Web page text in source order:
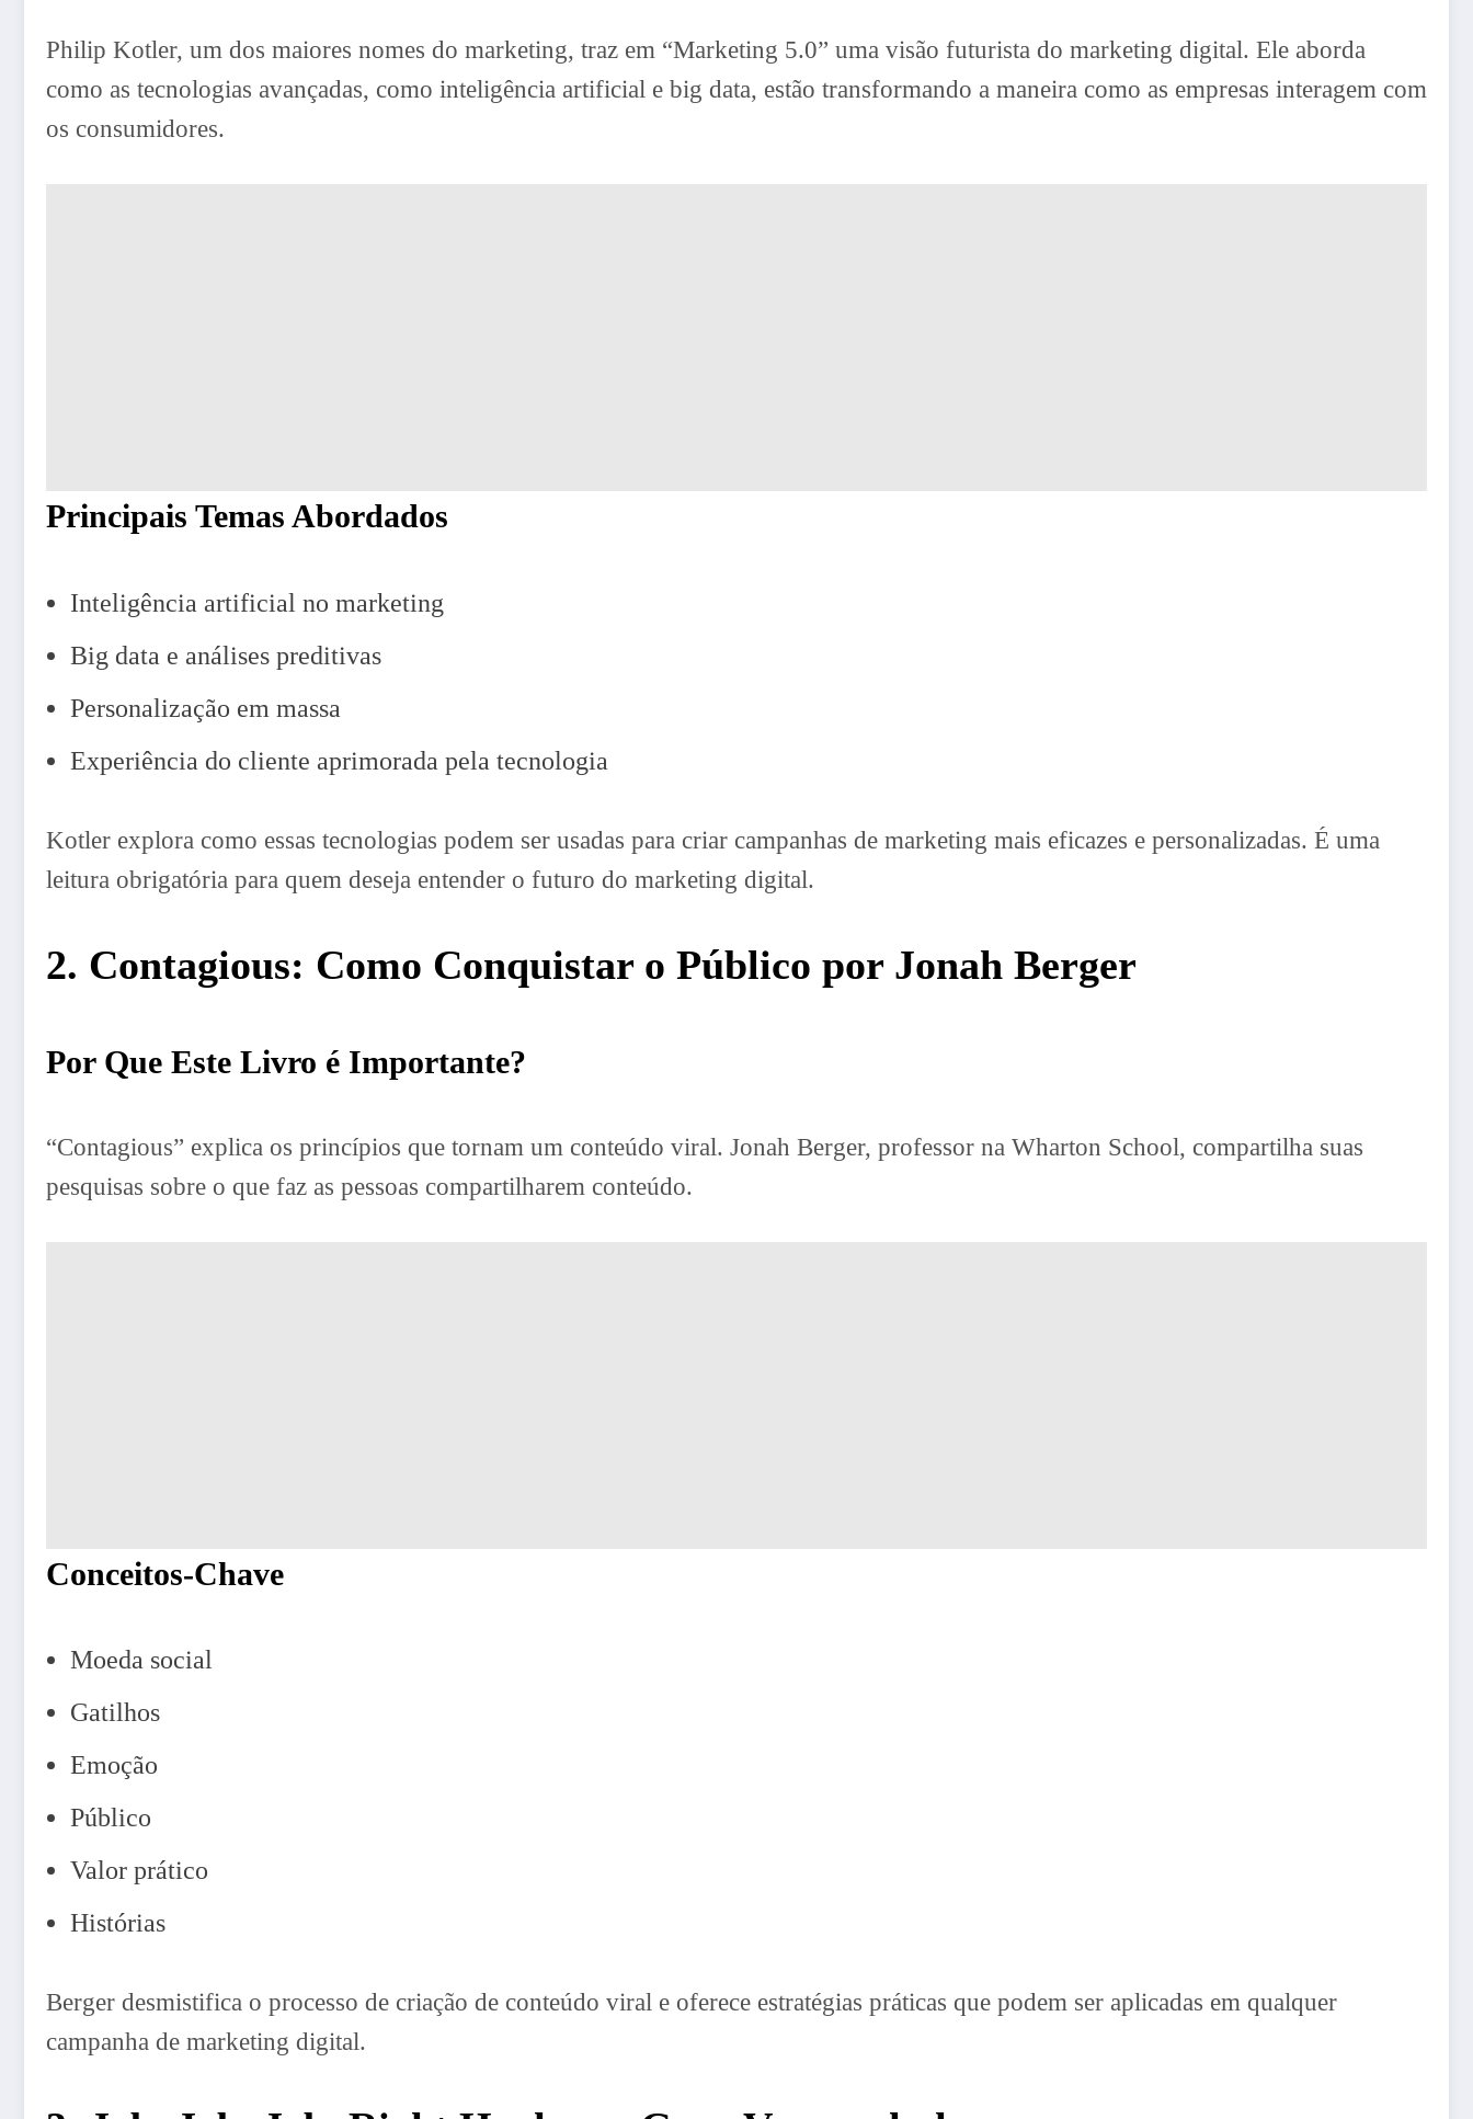
Philip Kotler, um dos maiores nomes do marketing, traz em “Marketing 5.0” uma visão futurista do marketing digital. Ele aborda
como as tecnologias avançadas, como inteligência artificial e big data, estão transformando a maneira como as empresas interagem com
os consumidores.
Principais Temas Abordados
Inteligência artificial no marketing
Big data e análises preditivas
Personalização em massa
Experiência do cliente aprimorada pela tecnologia
Kotler explora como essas tecnologias podem ser usadas para criar campanhas de marketing mais eficazes e personalizadas. É uma
leitura obrigatória para quem deseja entender o futuro do marketing digital.
2. Contagious: Como Conquistar o Público por Jonah Berger
Por Que Este Livro é Importante?
“Contagious” explica os princípios que tornam um conteúdo viral. Jonah Berger, professor na Wharton School, compartilha suas
pesquisas sobre o que faz as pessoas compartilharem conteúdo.
Conceitos-Chave
Moeda social
Gatilhos
Emoção
Público
Valor prático
Histórias
Berger desmistifica o processo de criação de conteúdo viral e oferece estratégias práticas que podem ser aplicadas em qualquer
campanha de marketing digital.